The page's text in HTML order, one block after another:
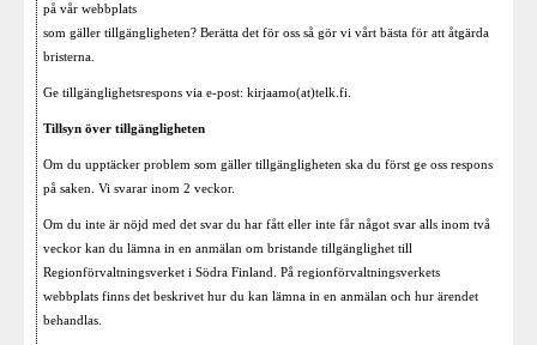
på vår webbplats
som gäller tillgängligheten? Berätta det för oss så gör vi vårt bästa för att åtgärda
bristerna.
Ge tillgänglighetsrespons via e-post: kirjaamo(at)telk.fi.
Tillsyn över tillgängligheten
Om du upptäcker problem som gäller tillgängligheten ska du först ge oss respons
på saken. Vi svarar inom 2 veckor.
Om du inte är nöjd med det svar du har fått eller inte får något svar alls inom två
veckor kan du lämna in en anmälan om bristande tillgänglighet till
Regionförvaltningsverket i Södra Finland. På regionförvaltningsverkets
webbplats finns det beskrivet hur du kan lämna in en anmälan och hur ärendet
behandlas.